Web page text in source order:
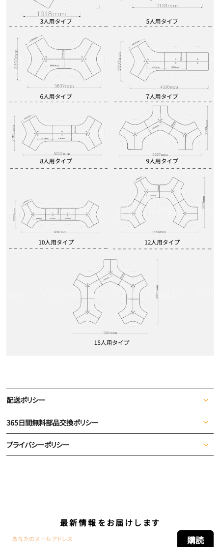
配送ポリシー
365日間無料部品交換ポリシー
プライバシーポリシー
最新情報をお届けします
購読